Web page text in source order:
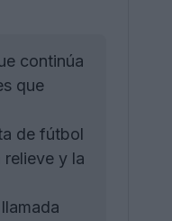
continúa
que
de fútbol
y la